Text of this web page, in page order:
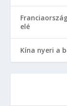
elé
Kína nyeri a